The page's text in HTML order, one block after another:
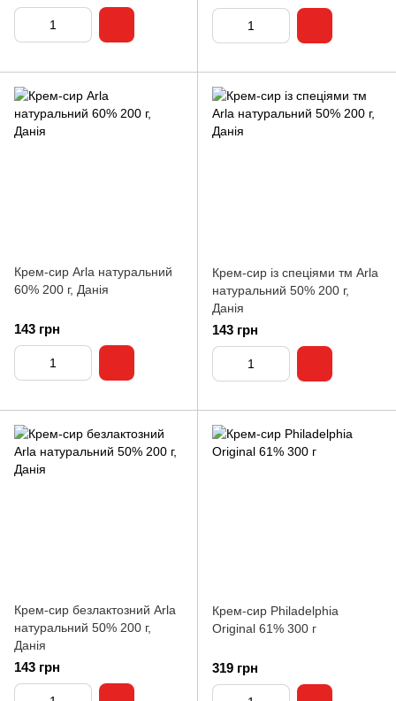
Крем-сир Arla натуральний
60% 200 г, Данія
143 грн
Крем-сир із спеціями тм Arla
натуральний 50% 200 г,
Данія
143 грн
Крем-сир безлактозний Arla
натуральний 50% 200 г,
Данія
143 грн
Крем-сир Philadelphia
Original 61% 300 г
319 грн